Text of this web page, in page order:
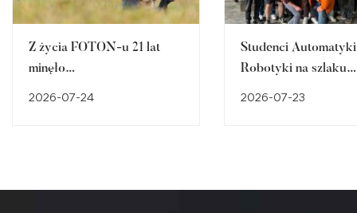
Z życia FOTON-u 21 lat
minęło…
2026-07-24
Studenci
Robotyki na szlaku
2026-07-23